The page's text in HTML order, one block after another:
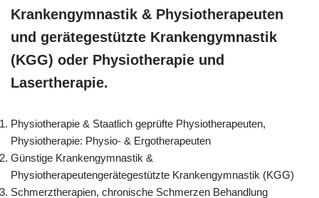
Krankengymnastik & Physiotherapeuten
und gerätegestützte Krankengymnastik
(KGG) oder Physiotherapie und
Lasertherapie.
Physiotherapie & Staatlich geprüfte Physiotherapeuten,
Physiotherapie: Physio- & Ergotherapeuten
Günstige Krankengymnastik &
Physiotherapeutengerätegestützte Krankengymnastik (KGG)
Schmerztherapien, chronische Schmerzen Behandlung